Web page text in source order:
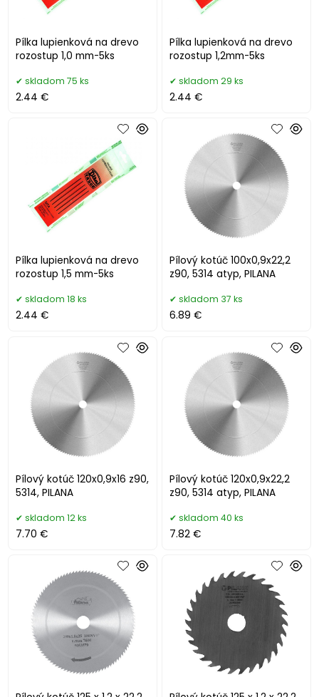
Pílka lupienková na drevo
rozostup 1,0 mm-5ks
skladom 75 ks
2.44 €
Pílka lupienková na drevo
rozostup 1,2mm-5ks
skladom 29 ks
2.44 €
Pílka lupienková na drevo
rozostup 1,5 mm-5ks
skladom 18 ks
2.44 €
Pílový kotúč 100x0,9x22,2
z90, 5314 atyp, PILANA
skladom 37 ks
6.89 €
Pílový kotúč 120x0,9x16 z90,
5314, PILANA
skladom 12 ks
7.70 €
Pílový kotúč 120x0,9x22,2
z90, 5314 atyp, PILANA
skladom 40 ks
7.82 €